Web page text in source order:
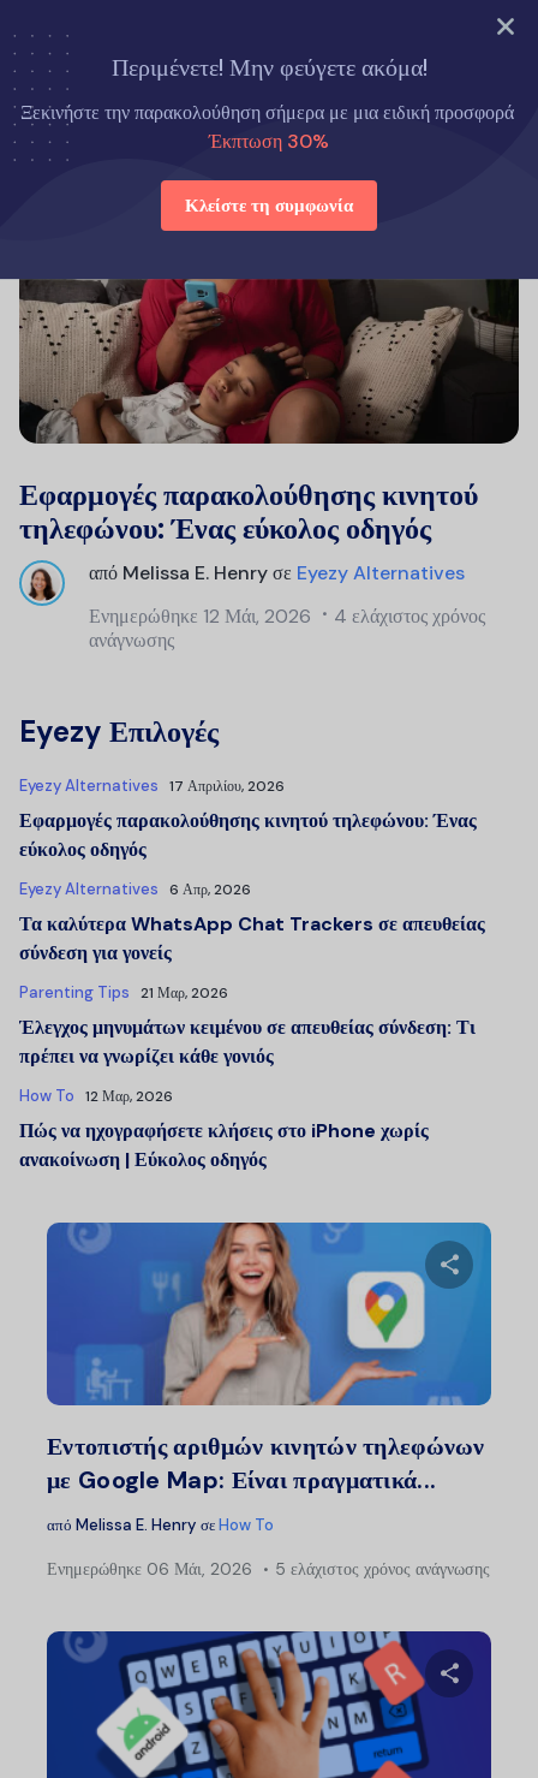
ΔΟΚΙΜΑΣΤΕ ΤΩΡΑ
Περιμένετε! Μην φεύγετε ακόμα!
Ξεκινήστε την παρακολούθηση σήμερα με μια ειδική προσφορά
Έκπτωση 30%
Κλείστε τη συμφωνία
Εφαρμογές παρακολούθησης κινητού
τηλεφώνου: Ένας εύκολος οδηγός
από Melissa E. Henryσε Eyezy Alternatives
Ενημερώθηκε 12 Μάι, 2026
4 ελάχιστος χρόνος
ανάγνωσης
Eyezy Επιλογές
Eyezy Alternatives 17 Απριλίου, 2026
Εφαρμογές παρακολούθησης κινητού τηλεφώνου: Ένας
εύκολος οδηγός
Eyezy Alternatives 6 Απρ, 2026
Τα καλύτερα WhatsApp Chat Trackers σε απευθείας
σύνδεση για γονείς
Parenting Tips 21 Μαρ, 2026
Έλεγχος μηνυμάτων κειμένου σε απευθείας σύνδεση: Τι
πρέπει να γνωρίζει κάθε γονιός
How To 12 Μαρ, 2026
Πώς να ηχογραφήσετε κλήσεις στο iPhone χωρίς
ανακοίνωση | Εύκολος οδηγός
Εντοπιστής αριθμών κινητών τηλεφώνων
με Google Map: Είναι πραγματικά...
από Melissa E. Henry σεHow To
Ενημερώθηκε 06 Μάι, 2026 5 ελάχιστος χρόνος ανάγνωσης